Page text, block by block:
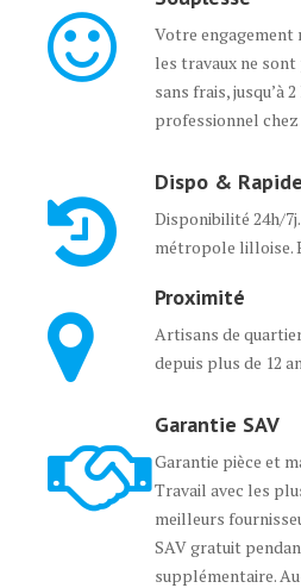
Votre engagement
les travaux ne
sans frais, jusqu’à
professionnel chez
Dispo & Rapide
Disponibilité 24h/
métropole lilloise.
Proximité
Artisans de
depuis plus de 12
Garantie SAV
Garantie pièce et
Travail avec les
meilleurs
SAV gratuit
supplémentaire.